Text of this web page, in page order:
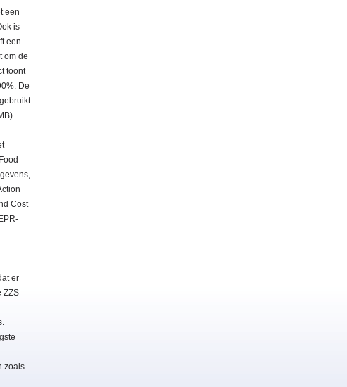
een
is
een
om de
toont
De
Cost
er
ZZS
zoals